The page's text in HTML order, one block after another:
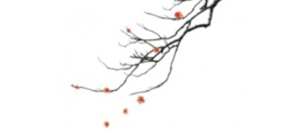
STREFA-PROJEKTANTA
REALIZACJE